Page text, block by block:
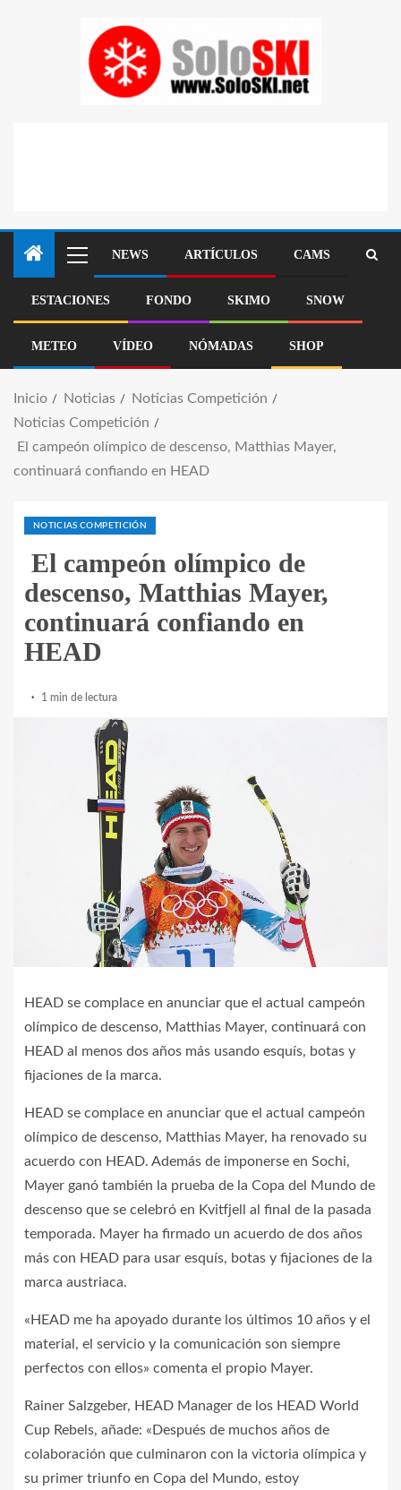
NEWS ARTÍCULOS CAMS
ESTACIONES FONDO SKIMO SNOW
METEO VÍDEO NÓMADAS SHOP
Inicio Noticias
Noticias Competición
Noticias Competición
El campeón olímpico de descenso, Matthias Mayer,
continuará confiando en HEAD
NOTICIAS COMPETICIÓN
El campeón olímpico de
descenso, Matthias Mayer,
continuará confiando en
HEAD
1 min de lectura
HEAD se complace en anunciar que el actual campeón
olímpico de descenso, Matthias Mayer, continuará con
HEAD al menos dos años más usando esquís, botas y
fijaciones de la marca.
HEAD se complace en anunciar que el actual campeón
olímpico de descenso, Matthias Mayer, ha renovado su
acuerdo con HEAD. Además de imponerse en Sochi,
Mayer ganó también la prueba de la Copa del Mundo de
descenso que se celebró en Kvitfjell al final de la pasada
temporada. Mayer ha firmado un acuerdo de dos años
más con HEAD para usar esquís, botas y fijaciones de la
marca austriaca.
«HEAD me ha apoyado durante los últimos 10 años y el
material, el servicio y la comunicación son siempre
perfectos con ellos» comenta el propio Mayer.
Rainer Salzgeber, HEAD Manager de los HEAD World
Cup Rebels, añade: «Después de muchos años de
colaboración que culminaron con la victoria olímpica y
su primer triunfo en Copa del Mundo, estoy